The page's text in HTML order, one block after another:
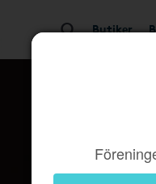
Butiker